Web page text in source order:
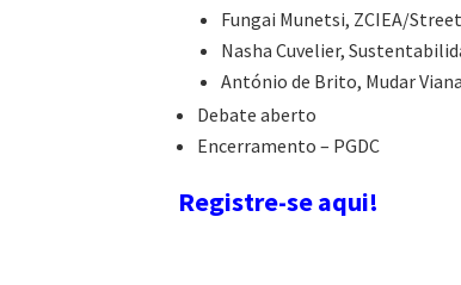
Fungai Munetsi, ZCIEA/
Nasha Cuvelier,
António de Brito, Mudar
Debate aberto
Encerramento – PGDC
Registre-se aqui!